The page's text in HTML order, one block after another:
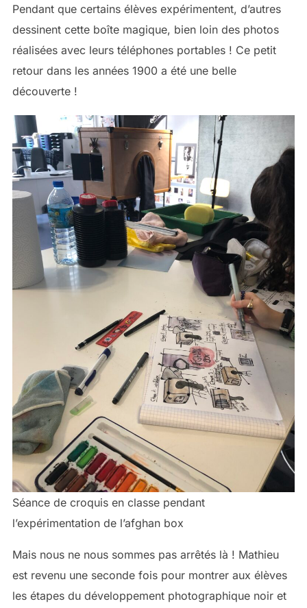
Pendant que certains élèves expérimentent, d’autres
dessinent cette boîte magique, bien loin des photos
réalisées avec leurs téléphones portables ! Ce petit
retour dans les années 1900 a été une belle
découverte !
Séance de croquis en classe pendant
l’expérimentation de l’afghan box
Mais nous ne nous sommes pas arrêtés là ! Mathieu
est revenu une seconde fois pour montrer aux élèves
les étapes du développement photographique noir et